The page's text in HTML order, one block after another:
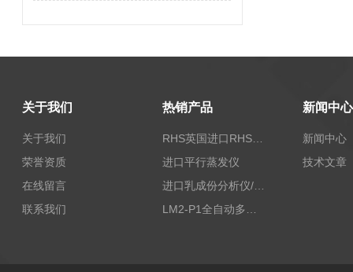
关于我们
关于我们
荣誉资质
在线留言
联系我们
热销产品
RHS英国进口RHS植物标准比色卡
进口平行蒸发仪
进口乳成份分析仪/乳品分析仪
新闻中心
新闻中心
技术文章